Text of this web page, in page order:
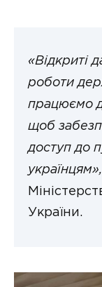
«Відкриті
роботи
працюємо
щоб
доступ до
України.